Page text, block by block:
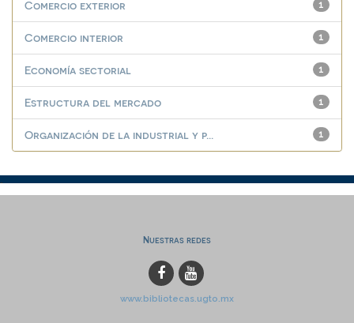
1
Comercio exterior
1
Comercio interior
1
Economía sectorial
1
Estructura del mercado
1
Organización de la industrial y p...
Nuestras redes
www.bibliotecas.ugto.mx